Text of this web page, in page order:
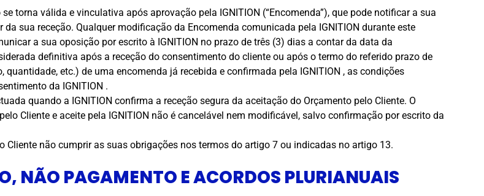
torna válida e vinculativa após aprovação pela IGNITION (“Encomenda”), que pode notificar a sua
sua receção. Qualquer modificação da Encomenda comunicada pela IGNITION durante este
a sua oposição por escrito à IGNITION no prazo de três (3) dias a contar da data da
definitiva após a receção do consentimento do cliente ou após o termo do referido prazo de
etc.) de uma encomenda já recebida e confirmada pela IGNITION , as condições
da IGNITION .
quando a IGNITION confirma a receção segura da aceitação do Orçamento pelo Cliente. O
Cliente e aceite pela IGNITION não é cancelável nem modificável, salvo confirmação por escrito da
Cliente não cumprir as suas obrigações nos termos do artigo 7 ou indicadas no artigo 13.
NÃO PAGAMENTO E ACORDOS PLURIANUAIS